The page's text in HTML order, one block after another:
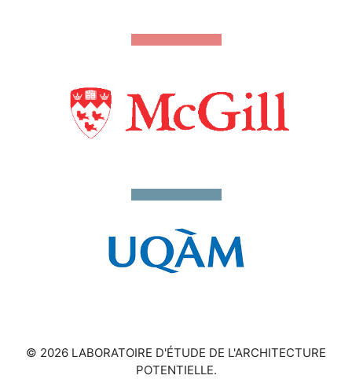
© 2026 LABORATOIRE D'ÉTUDE DE L'ARCHITECTURE
POTENTIELLE.